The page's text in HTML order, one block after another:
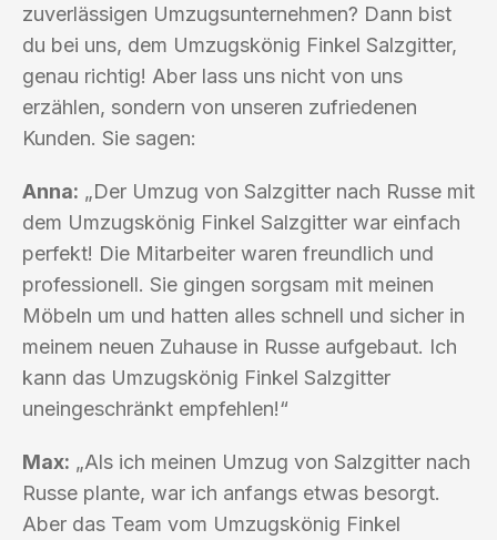
zuverlässigen Umzugsunternehmen? Dann bist
du bei uns, dem Umzugskönig Finkel Salzgitter,
genau richtig! Aber lass uns nicht von uns
erzählen, sondern von unseren zufriedenen
Kunden. Sie sagen:
Anna: „Der Umzug von Salzgitter nach Russe mit
dem Umzugskönig Finkel Salzgitter war einfach
perfekt! Die Mitarbeiter waren freundlich und
professionell. Sie gingen sorgsam mit meinen
Möbeln um und hatten alles schnell und sicher in
meinem neuen Zuhause in Russe aufgebaut. Ich
kann das Umzugskönig Finkel Salzgitter
uneingeschränkt empfehlen!“
Max: „Als ich meinen Umzug von Salzgitter nach
Russe plante, war ich anfangs etwas besorgt.
Aber das Team vom Umzugskönig Finkel